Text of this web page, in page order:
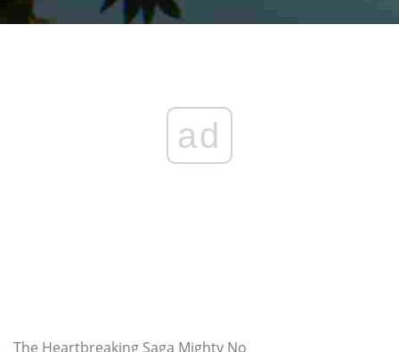
ad
The Heartbreaking Saga Mighty No